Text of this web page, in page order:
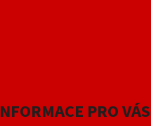
PRO VÁS